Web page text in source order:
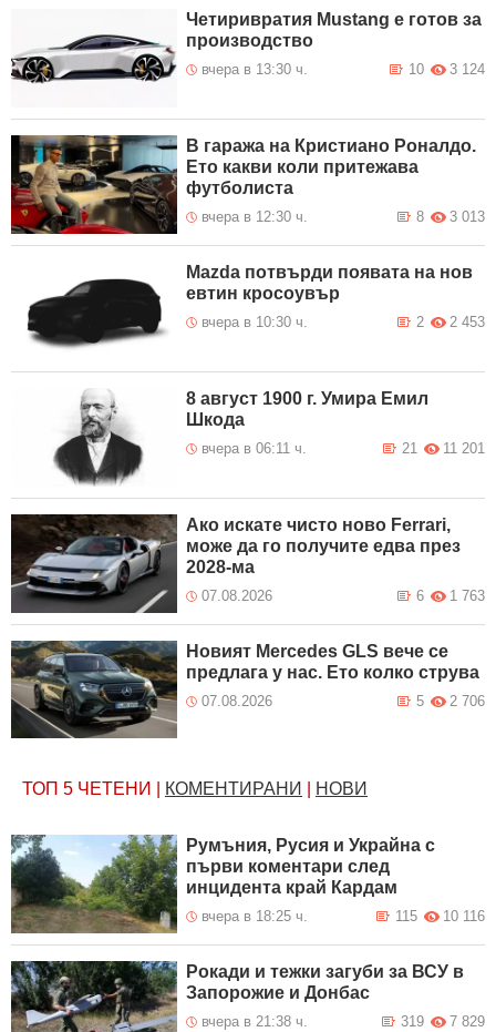
Четиривратия Mustang е готов за
производство
вчера в 13:30 ч. 3 124
10
В гаража на Кристиано Роналдо.
Ето какви коли притежава
футболиста
вчера в 12:30 ч. 3 013
8
Mazda потвърди появата на нов
евтин кросоувър
вчера в 10:30 ч. 2 453
2
8 август 1900 г. Умира Емил
Шкода
вчера в 06:11 ч. 11 201
21
Ако искате чисто ново Ferrari,
може да го получите едва през
2028-ма
07.08.2026 1 763
6
Новият Mercedes GLS вече се
предлага у нас. Ето колко струва
07.08.2026 2 706
5
ТОП 5 ЧЕТЕНИ КОМЕНТИРАНИ НОВИ
Румъния, Русия и Украйна с
първи коментари след
инцидента край Кардам
вчера в 18:25 ч. 10 116
115
Рокади и тежки загуби за ВСУ в
Запорожие и Донбас
вчера в 21:38 ч. 7 829
319